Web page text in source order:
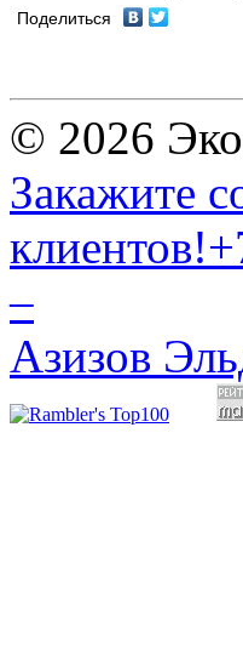
Поделиться
© 2026
Закажите
клиентов!
–
Азизов